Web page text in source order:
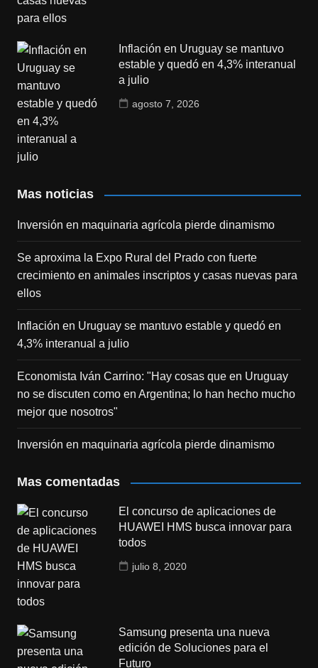
Inflación en Uruguay se mantuvo
estable y quedó en 4,3% interanual
a julio
agosto 7, 2026
Mas noticias
Inversión en maquinaria agrícola pierde dinamismo
Se aproxima la Expo Rural del Prado con fuerte
crecimiento en animales inscriptos y casas nuevas para
ellos
Inflación en Uruguay se mantuvo estable y quedó en
4,3% interanual a julio
Economista Iván Carrino: "Hay cosas que en Uruguay
no se discuten como en Argentina; lo han hecho mucho
mejor que nosotros"
Inversión en maquinaria agrícola pierde dinamismo
Mas comentadas
El concurso de aplicaciones de
HUAWEI HMS busca innovar para
todos
julio 8, 2020
Samsung presenta una nueva
edición de Soluciones para el
Futuro